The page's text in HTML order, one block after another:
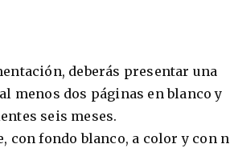
deberás presentar una
menos dos páginas en blanco y
seis meses.
con fondo blanco, a color y con